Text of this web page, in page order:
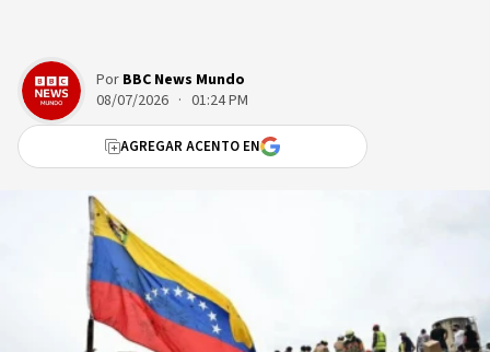
Por BBC News Mundo
08/07/2026 · 01:24 PM
AGREGAR ACENTO EN